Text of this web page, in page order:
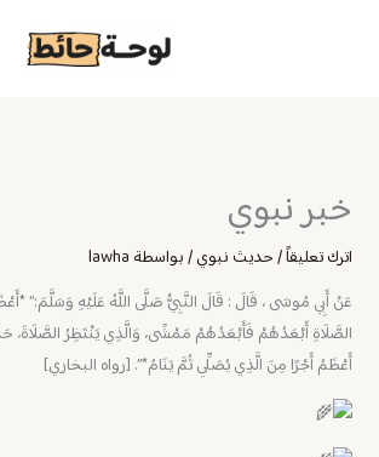
خبر نبوي
اترك تعليقاً/حديث نبوي/ بواسطة lawha
عَنْ أَبِي مُوسَى ، قَالَ : قَالَ النَّبِيُّ صَلَّى اللَّهُ عَلَيْهِ وَسَلَّمَ:”
الصَّلَاةِ أَبْعَدُهُمْ فَأَبْعَدُهُمْ مَمْشًى، وَالَّذِي يَنْتَظِرُ الصَّلَاةَ،
أَعْظَمُ أَجْرًا مِنَ الَّذِي يُصَلِّي ثُمَّ يَنَامُ*”. [رواه البخاري]